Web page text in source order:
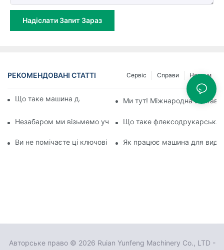
Надіслати Запит Зараз
РЕКОМЕНДОВАНІ СТАТТІ Новини
Справи
Сервіс
Що таке машина для видування плівки?Ми тут! Міжнародна
Незабаром ми візьмемо участь у В'єтнамській
Що таке флексодрукарська
Ви не помічаєте ці ключові аспекти машин для роздування
Як працює машина для
Авторське право © 2026 Ruian Yunfeng Machinery Co., LTD -